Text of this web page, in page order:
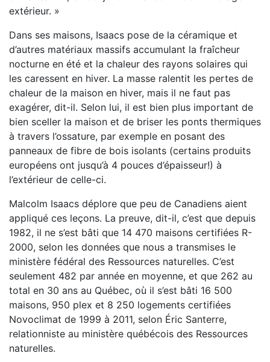
extérieur. »
Dans ses maisons, Isaacs pose de la céramique et
d’autres matériaux massifs accumulant la fraîcheur
nocturne en été et la chaleur des rayons solaires qui
les caressent en hiver. La masse ralentit les pertes de
chaleur de la maison en hiver, mais il ne faut pas
exagérer, dit-il. Selon lui, il est bien plus important de
bien sceller la maison et de briser les ponts thermiques
à travers l’ossature, par exemple en posant des
panneaux de fibre de bois isolants (certains produits
européens ont jusqu’à 4 pouces d’épaisseur!) à
l’extérieur de celle-ci.
Malcolm Isaacs déplore que peu de Canadiens aient
appliqué ces leçons. La preuve, dit-il, c’est que depuis
1982, il ne s’est bâti que 14 470 maisons certifiées R-
2000, selon les données que nous a transmises le
ministère fédéral des Ressources naturelles. C’est
seulement 482 par année en moyenne, et que 262 au
total en 30 ans au Québec, où il s’est bâti 16 500
maisons, 950 plex et 8 250 logements certifiées
Novoclimat de 1999 à 2011, selon Éric Santerre,
relationniste au ministère québécois des Ressources
naturelles.